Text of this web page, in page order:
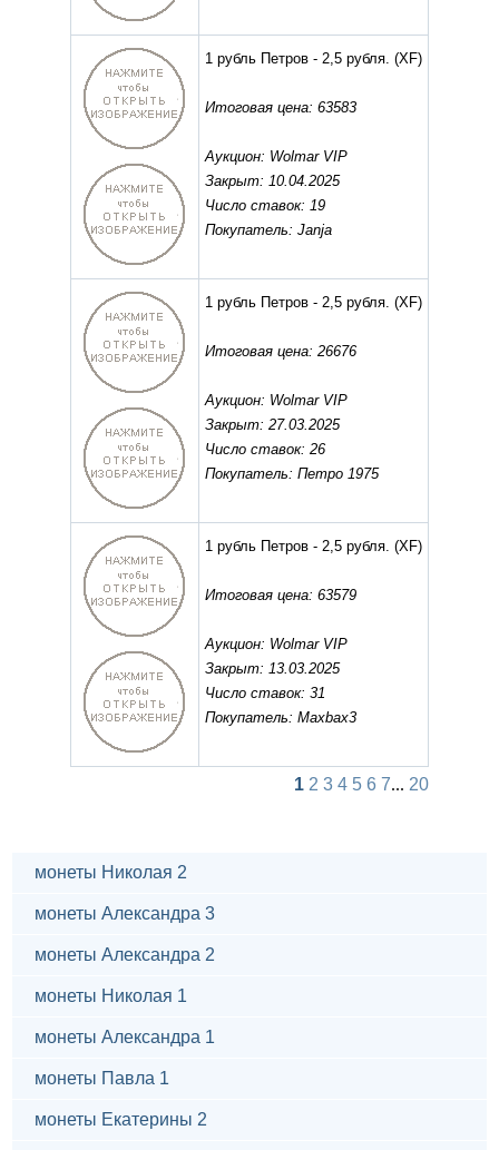
1 рубль Петров - 2,5 рубля. (XF)
Итоговая цена: 63583
Аукцион: Wolmar VIP
Закрыт: 10.04.2025
Число ставок: 19
Покупатель: Janja
1 рубль Петров - 2,5 рубля. (XF)
Итоговая цена: 26676
Аукцион: Wolmar VIP
Закрыт: 27.03.2025
Число ставок: 26
Покупатель: Петро 1975
1 рубль Петров - 2,5 рубля. (XF)
Итоговая цена: 63579
Аукцион: Wolmar VIP
Закрыт: 13.03.2025
Число ставок: 31
Покупатель: Maxbax3
1 2 3 4 5 6 7... 20
монеты Николая 2
монеты Александра 3
монеты Александра 2
монеты Николая 1
монеты Александра 1
монеты Павла 1
монеты Екатерины 2